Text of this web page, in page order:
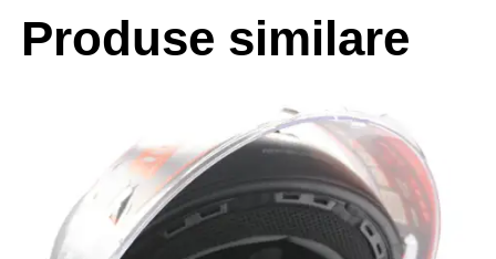
Produse similare